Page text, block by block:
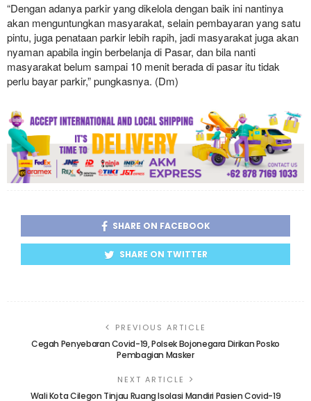
“Dengan adanya parkir yang dikelola dengan baik ini nantinya
akan menguntungkan masyarakat, selain pembayaran yang satu
pintu, juga penataan parkir lebih rapih, jadi masyarakat juga akan
nyaman apabila ingin berbelanja di Pasar, dan bila nanti
masyarakat belum sampai 10 menit berada di pasar itu tidak
perlu bayar parkir,” pungkasnya. (Dm)
SHARE ON FACEBOOK
SHARE ON TWITTER
PREVIOUS ARTICLE
Cegah Penyebaran Covid-19, Polsek Bojonegara Dirikan Posko
Pembagian Masker
NEXT ARTICLE
Wali Kota Cilegon Tinjau Ruang Isolasi Mandiri Pasien Covid-19